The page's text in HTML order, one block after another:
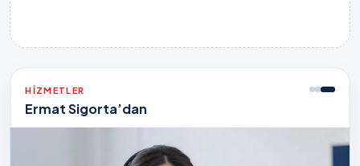
HIZMETLER
Ermat Sigorta’dan